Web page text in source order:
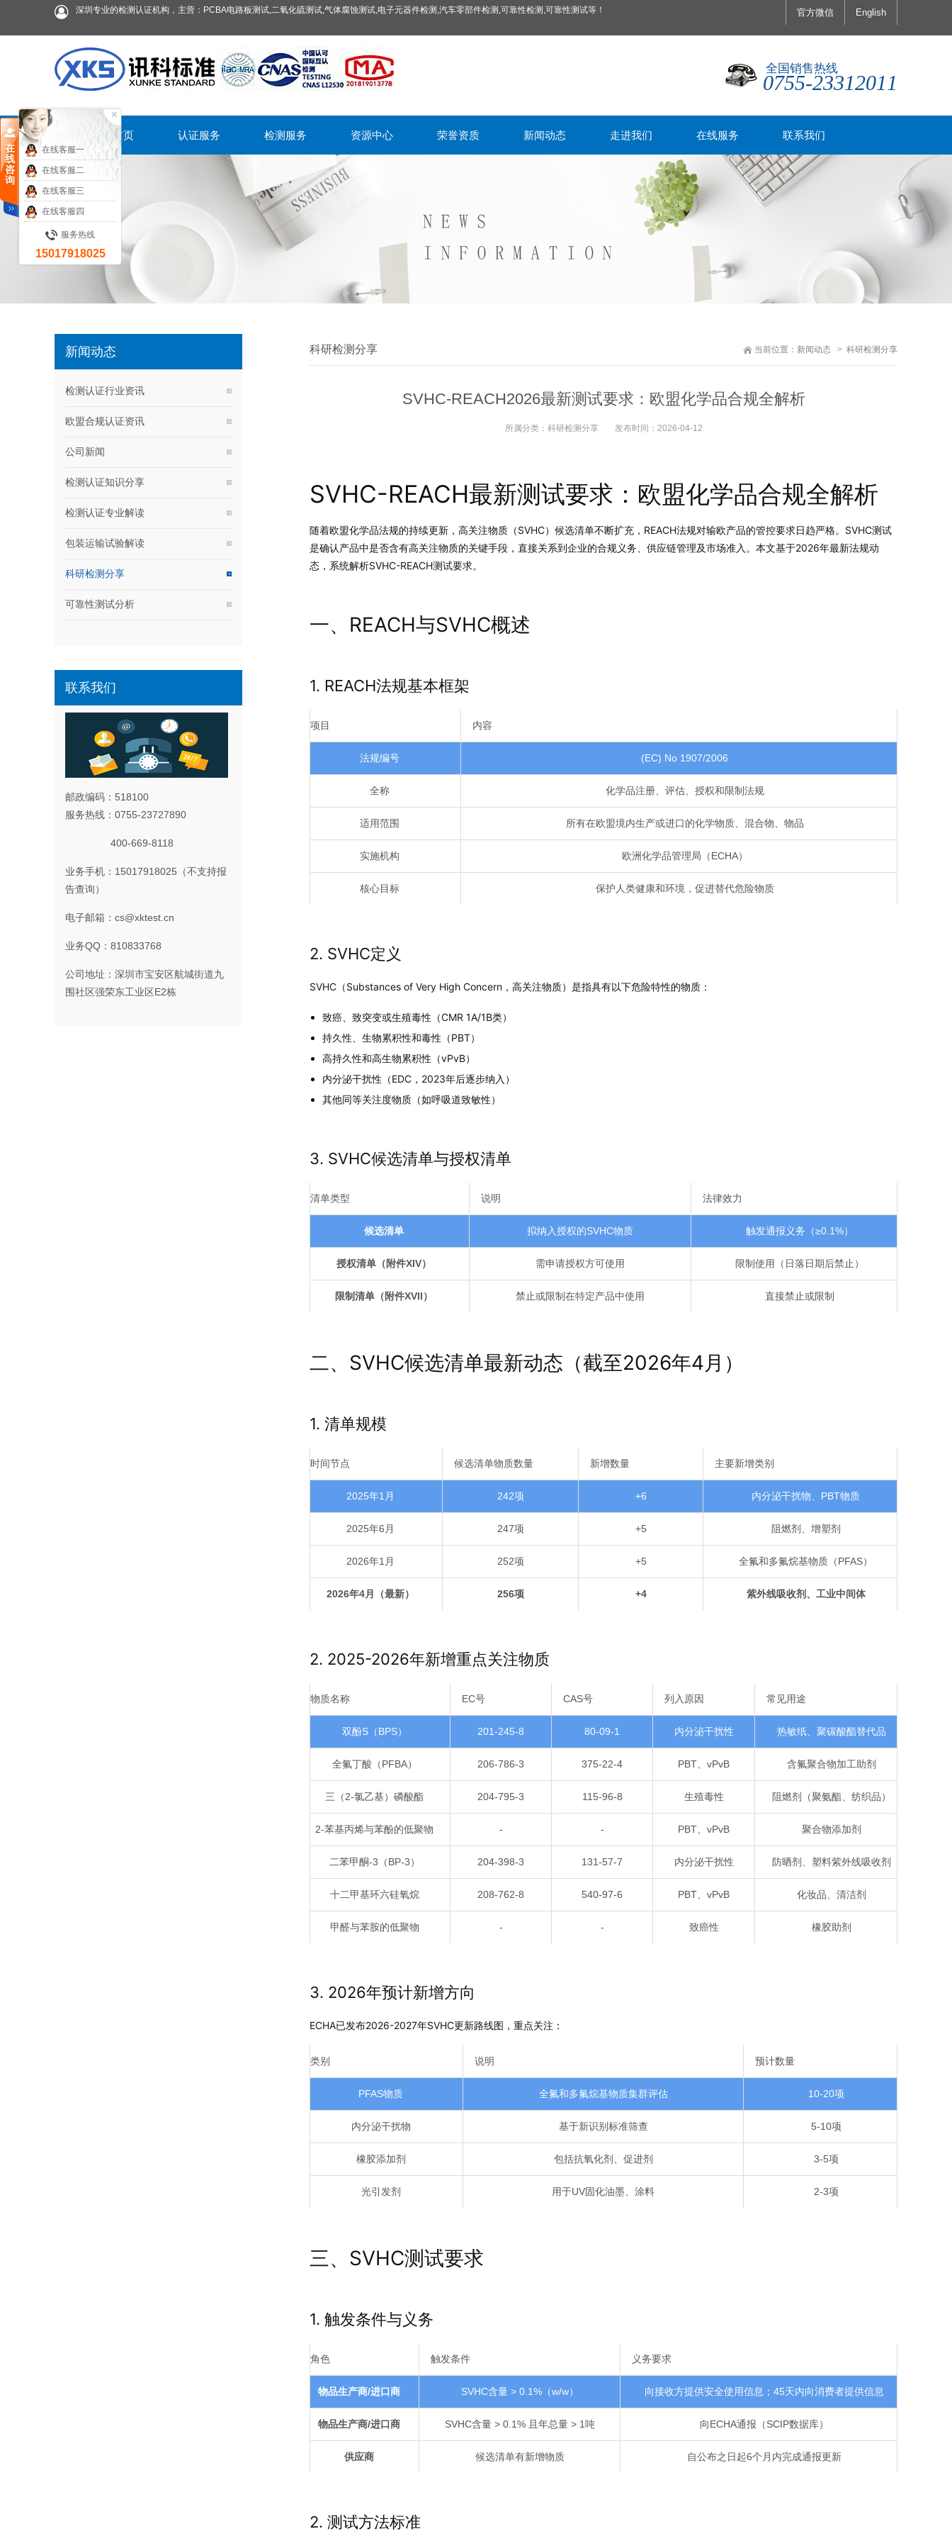
官方微信 English
深圳专业的检测认证机构，主营：PCBA电路板测试,二氧化硫测试,气体腐蚀测试,电子元器件检测,汽车零部件检测,可靠性检测,可靠性测试等！
全国销售热线
0755-23312011
首页 认证服务 检测服务 资源中心 荣誉资质 新闻动态 走进我们 在线服务 联系我们
新闻动态
检测认证行业资讯
欧盟合规认证资讯
公司新闻
检测认证知识分享
检测认证专业解读
包装运输试验解读
科研检测分享
可靠性测试分析
联系我们
邮政编码：518100
服务热线：0755-23727890
400-669-8118
业务手机：15017918025（不支持报
告查询）
电子邮箱：cs@xktest.cn
业务QQ：810833768
公司地址：深圳市宝安区航城街道九
围社区强荣东工业区E2栋
当前位置： 新闻动态 科研检测分享
科研检测分享
SVHC-REACH2026最新测试要求：欧盟化学品合规全解析
所属分类： 科研检测分享 发布时间： 2026-04-12
SVHC-REACH最新测试要求：欧盟化学品合规全解析
随着欧盟化学品法规的持续更新，高关注物质（SVHC）候选清单不断扩充，REACH法规对输欧产品的管控要求日趋严格。SVHC测试
是确认产品中是否含有高关注物质的关键手段，直接关系到企业的合规义务、供应链管理及市场准入。本文基于2026年最新法规动
态，系统解析SVHC-REACH测试要求。
一、REACH与SVHC概述
1. REACH法规基本框架
项目 内容
法规编号 (EC) No 1907/2006
全称 化学品注册、评估、授权和限制法规
适用范围 所有在欧盟境内生产或进口的化学物质、混合物、物品
实施机构 欧洲化学品管理局（ECHA）
核心目标 保护人类健康和环境，促进替代危险物质
2. SVHC定义
SVHC（Substances of Very High Concern，高关注物质）是指具有以下危险特性的物质：
致癌、致突变或生殖毒性（CMR 1A/1B类）
持久性、生物累积性和毒性（PBT）
高持久性和高生物累积性（vPvB）
内分泌干扰性（EDC，2023年后逐步纳入）
其他同等关注度物质（如呼吸道致敏性）
3. SVHC候选清单与授权清单
清单类型 说明 法律效力
候选清单 拟纳入授权的SVHC物质 触发通报义务（≥0.1%）
授权清单（附件XIV） 需申请授权方可使用 限制使用（日落日期后禁止）
限制清单（附件XVII） 禁止或限制在特定产品中使用 直接禁止或限制
二、SVHC候选清单最新动态（截至2026年4月）
1. 清单规模
时间节点 候选清单物质数量 新增数量 主要新增类别
2025年1月 242项 +6 内分泌干扰物、PBT物质
2025年6月 247项 +5 阻燃剂、增塑剂
2026年1月 252项 +5 全氟和多氟烷基物质（PFAS）
2026年4月（最新） 256项 +4 紫外线吸收剂、工业中间体
2. 2025-2026年新增重点关注物质
物质名称 EC号 CAS号 列入原因 常见用途
双酚S（BPS） 201-245-8 80-09-1 内分泌干扰性 热敏纸、聚碳酸酯替代品
全氟丁酸（PFBA） 206-786-3 375-22-4 PBT、vPvB 含氟聚合物加工助剂
三（2-氯乙基）磷酸酯 204-795-3 115-96-8 生殖毒性 阻燃剂（聚氨酯、纺织品）
2-苯基丙烯与苯酚的低聚物 - - PBT、vPvB 聚合物添加剂
二苯甲酮-3（BP-3） 204-398-3 131-57-7 内分泌干扰性 防晒剂、塑料紫外线吸收剂
十二甲基环六硅氧烷 208-762-8 540-97-6 PBT、vPvB 化妆品、清洁剂
甲醛与苯胺的低聚物 - - 致癌性 橡胶助剂
3. 2026年预计新增方向
ECHA已发布2026-2027年SVHC更新路线图，重点关注：
类别 说明 预计数量
PFAS物质 全氟和多氟烷基物质集群评估 10-20项
内分泌干扰物 基于新识别标准筛查 5-10项
橡胶添加剂 包括抗氧化剂、促进剂 3-5项
光引发剂 用于UV固化油墨、涂料 2-3项
三、SVHC测试要求
1. 触发条件与义务
角色 触发条件 义务要求
物品生产商/进口商 SVHC含量 > 0.1%（w/w） 向接收方提供安全使用信息；45天内向消费者提供信息
物品生产商/进口商 SVHC含量 > 0.1% 且年总量 > 1吨 向ECHA通报（SCIP数据库）
供应商 候选清单有新增物质 自公布之日起6个月内完成通报更新
2. 测试方法标准
在
线
咨
询
在线客服一
在线客服二
在线客服三
在线客服四
服务热线
15017918025